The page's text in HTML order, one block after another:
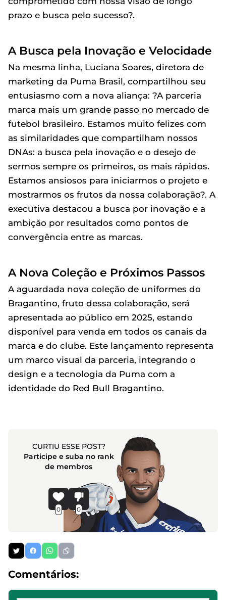
prazo e busca pelo sucesso?.
A Busca pela Inovação e Velocidade
Na mesma linha, Luciana Soares, diretora de
marketing da Puma Brasil, compartilhou seu
entusiasmo com a nova aliança: ?A parceria
marca mais um grande passo no mercado de
futebol brasileiro. Estamos muito felizes com
as similaridades que compartilham nossos
DNAs: a busca pela inovação e o desejo de
sermos sempre os primeiros, os mais rápidos.
Estamos ansiosos para iniciarmos o projeto e
mostrarmos os frutos da nossa colaboração?. A
executiva destacou a busca por inovação e a
ambição por resultados como pontos de
convergência entre as marcas.
A Nova Coleção e Próximos Passos
A aguardada nova coleção de uniformes do
Bragantino, fruto dessa colaboração, será
apresentada ao público em 2025, estando
disponível para venda em todos os canais da
marca e do clube. Este lançamento representa
um marco visual da parceria, integrando o
design e a tecnologia da Puma com a
identidade do Red Bull Bragantino.
CURTIU ESSE POST?
Participe e suba no rank
de membros
0 0
Comentários: